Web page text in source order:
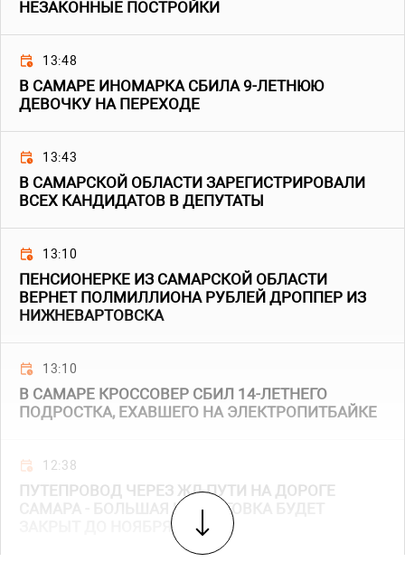
НЕЗАКОННЫЕ ПОСТРОЙКИ
13:48
В САМАРЕ ИНОМАРКА СБИЛА 9-ЛЕТНЮЮ
ДЕВОЧКУ НА ПЕРЕХОДЕ
13:43
В САМАРСКОЙ ОБЛАСТИ ЗАРЕГИСТРИРОВАЛИ
ВСЕХ КАНДИДАТОВ В ДЕПУТАТЫ
13:10
ПЕНСИОНЕРКЕ ИЗ САМАРСКОЙ ОБЛАСТИ
ВЕРНЕТ ПОЛМИЛЛИОНА РУБЛЕЙ ДРОППЕР ИЗ
НИЖНЕВАРТОВСКА
13:10
В САМАРЕ КРОССОВЕР СБИЛ 14-ЛЕТНЕГО
ПОДРОСТКА, ЕХАВШЕГО НА ЭЛЕКТРОПИТБАЙКЕ
12:38
ПУТЕПРОВОД ЧЕРЕЗ ЖД ПУТИ НА ДОРОГЕ
САМАРА - БОЛЬШАЯ ЧЕРНИГОВКА БУДЕТ
ЗАКРЫТ ДО НОЯБРЯ